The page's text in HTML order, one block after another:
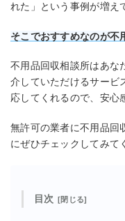
れた」という事例が増え
そこでおすすめなのが不
不用品回収相談所はあな
介していただけるサービ
応してくれるので、安心
無許可の業者に不用品回
にぜひチェックしてみて
目次